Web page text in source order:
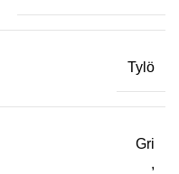
Tylö
Gri
,